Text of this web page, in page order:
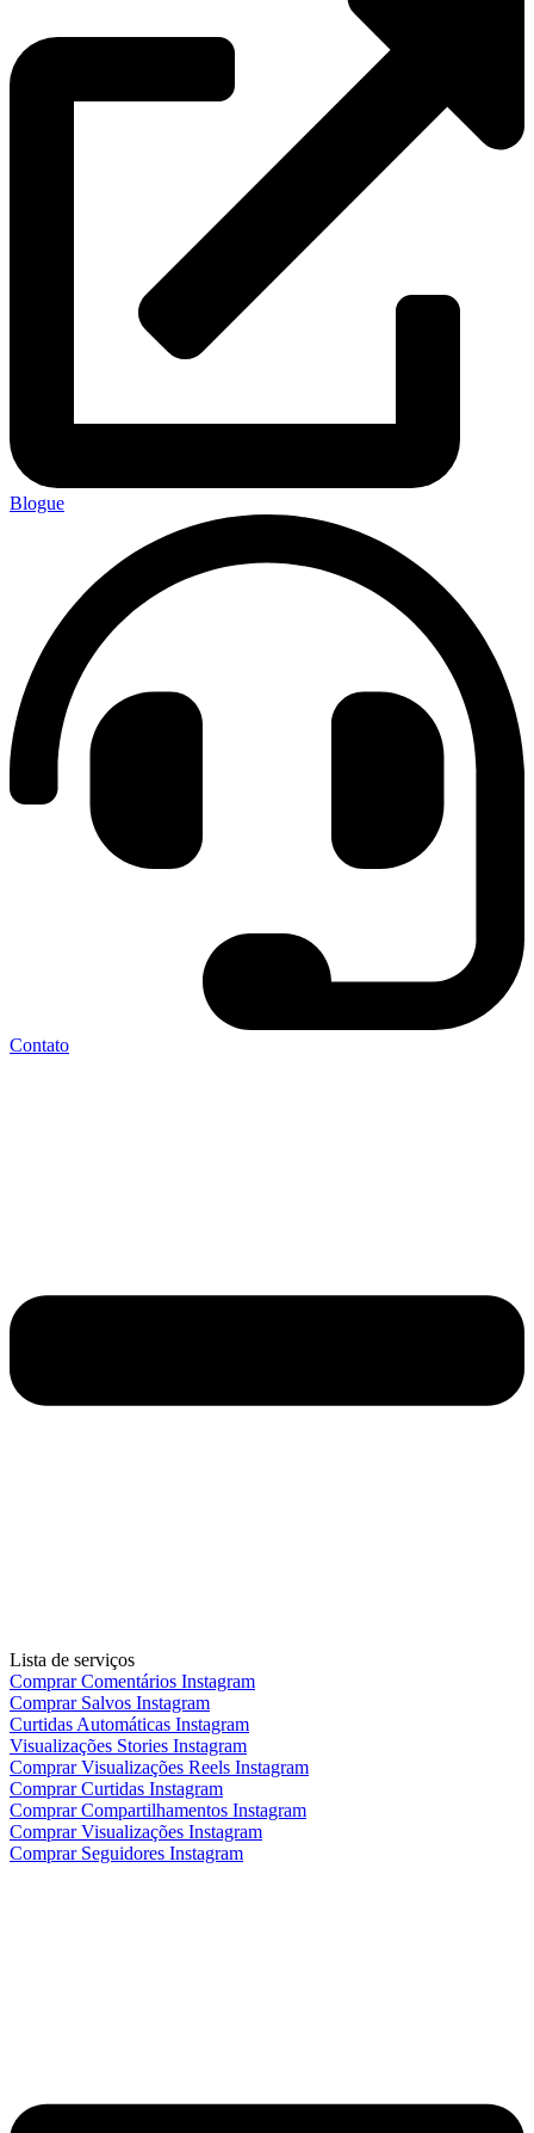
Blogue
Contato
Lista de serviços
Comprar Comentários Instagram
Comprar Salvos Instagram
Curtidas Automáticas Instagram
Visualizações Stories Instagram
Comprar Visualizações Reels Instagram
Comprar Curtidas Instagram
Comprar Compartilhamentos Instagram
Comprar Visualizações Instagram
Comprar Seguidores Instagram